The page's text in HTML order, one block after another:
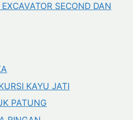
SECOND DAN
KAYU JATI
PATUNG